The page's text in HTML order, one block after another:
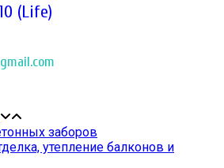
(Life)
заборов
утепление балконов и